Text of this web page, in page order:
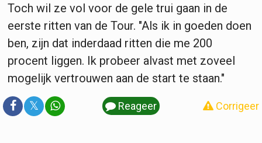
Toch wil ze vol voor de gele trui gaan in de
eerste ritten van de Tour. "Als ik in goeden doen
ben, zijn dat inderdaad ritten die me 200
procent liggen. Ik probeer alvast met zoveel
mogelijk vertrouwen aan de start te staan."
𝕏 Reageer Corrigeer